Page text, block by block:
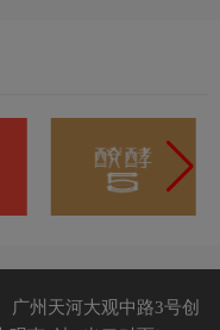
广州天河大观中路3号创